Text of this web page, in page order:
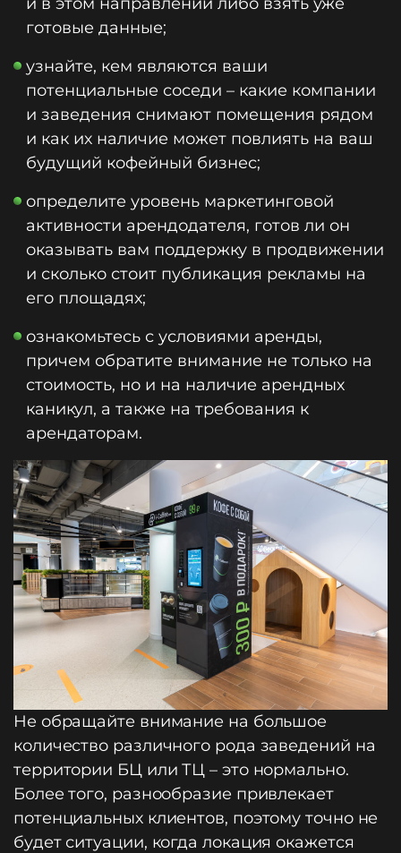
готовые данные;
узнайте, кем являются ваши
потенциальные соседи – какие компании
и заведения снимают помещения рядом
и как их наличие может повлиять на ваш
будущий кофейный бизнес;
определите уровень маркетинговой
активности арендодателя, готов ли он
оказывать вам поддержку в продвижении
и сколько стоит публикация рекламы на
его площадях;
ознакомьтесь с условиями аренды,
причем обратите внимание не только на
стоимость, но и на наличие арендных
каникул, а также на требования к
арендаторам.
Не обращайте внимание на большое
количество различного рода заведений на
территории БЦ или ТЦ – это нормально.
Более того, разнообразие привлекает
потенциальных клиентов, поэтому точно не
будет ситуации, когда локация окажется